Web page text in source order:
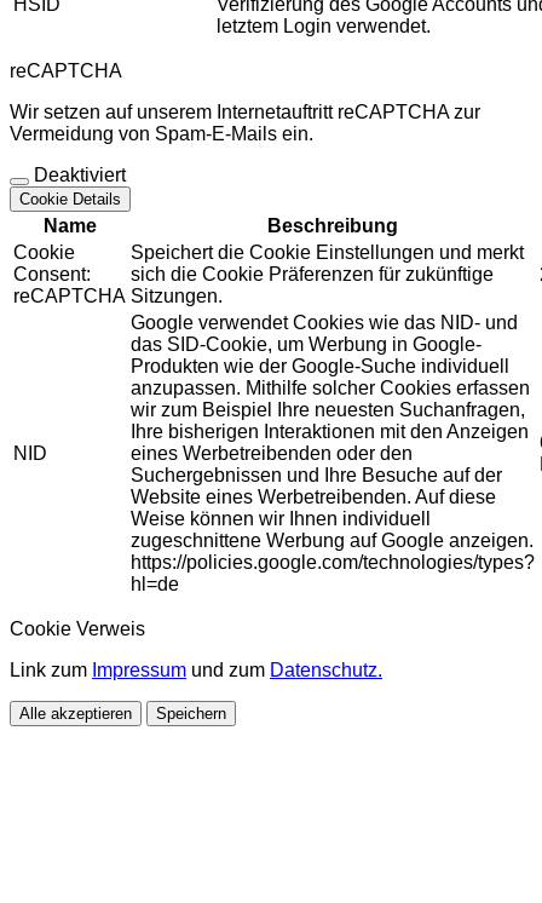
letztem Login verwendet.
reCAPTCHA
Wir setzen auf unserem Internetauftritt reCAPTCHA zur
Vermeidung von Spam-E-Mails ein.
Deaktiviert
Cookie Details
Name
Beschreibung
Cookie
Consent:
reCAPTCHA
Speichert die Cookie Einstellungen und merkt
sich die Cookie Präferenzen für zukünftige
Sitzungen.
NID
Google verwendet Cookies wie das NID- und
das SID-Cookie, um Werbung in Google-
Produkten wie der Google-Suche individuell
anzupassen. Mithilfe solcher Cookies erfassen
wir zum Beispiel Ihre neuesten Suchanfragen,
Ihre bisherigen Interaktionen mit den Anzeigen
eines Werbetreibenden oder den
Suchergebnissen und Ihre Besuche auf der
Website eines Werbetreibenden. Auf diese
Weise können wir Ihnen individuell
zugeschnittene Werbung auf Google anzeigen.
https://policies.google.com/technologies/types?
hl=de
Cookie Verweis
Link zum Impressum und zum Datenschutz.
Alle akzeptieren Speichern